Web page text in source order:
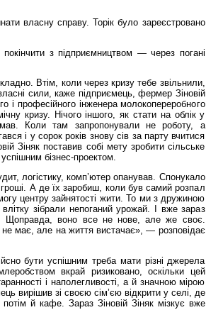
власну справу. Торік було зареєстровано
з підприємництвом — через погані
Втім, коли через кризу тебе звільнили,
сили, каже підприємець, фермер Зіновій
і професійного інженера молокопереробного
кризу. Нічого іншого, як стати на облік у
Коли там запропонували не роботу, а
і у сорок років знову сів за парту вчитися
Зіняк поставив собі мету зробити сіль­ське
бізнес-проектом.
логістику, комп’ютер опанував. Спонукало
А де їх заробиш, коли був самий розпал
центру зайнятості жити. То ми з дружиною
зібрали непоганий урожай. І вже зараз
Щоправда, воно все не нове, але же своє.
не має, але на життя вистачає», — розповідає
бути успішним треба мати різні джерела
вкрай ризиковано, оскільки цей
і наполегливості, а й значною мірою
вирішив зі своєю сім’єю відкрити у селі, де
й кафе. Зараз Зіновій Зіняк мізкує вже